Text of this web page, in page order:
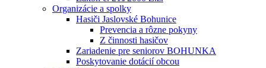
Organizácie a spolky
Hasiči Jaslovské Bohunice
Prevencia a rôzne pokyny
Z činnosti hasičov
Zariadenie pre seniorov BOHUNKA
Poskytovanie dotácií obcou